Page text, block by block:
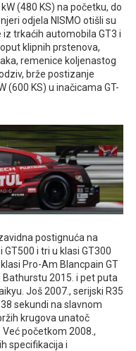
(480 KS) na početku, do
odjela NISMO otišli su
trkaćih automobila GT3 i
klipnih prstenova,
remenice koljenastog
brže postizanje
(600 KS) u inačicama GT-
postignuća na
i tri u klasi GT300
Pro-Am Blancpain GT
2015. i pet puta
Još 2007., serijski R35
sekundi na slavnom
krugova unatoč
početkom 2008.,
specifikacija i